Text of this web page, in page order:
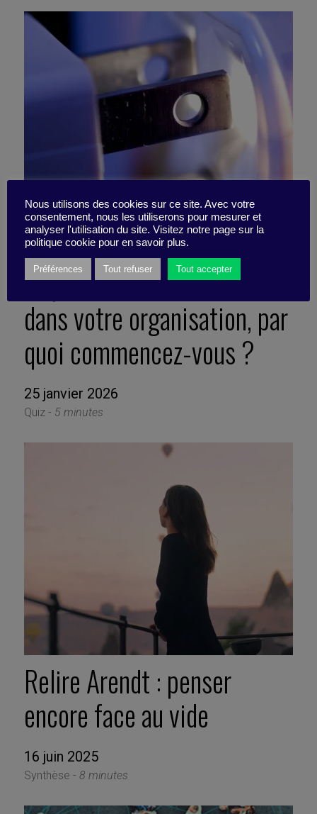
Si vous voulez vraiment
torpiller la valeur de l’IA
dans votre organisation, par
quoi commencez-vous ?
25 janvier 2026
Quiz - 5 minutes
Relire Arendt : penser
encore face au vide
16 juin 2025
Synthèse - 8 minutes
Nous utilisons des cookies sur ce site. Avec votre
consentement, nous les utiliserons pour mesurer et
analyser l'utilisation du site. Visitez notre page sur la
politique cookie pour en savoir plus.
Préférences Tout refuser Tout accepter